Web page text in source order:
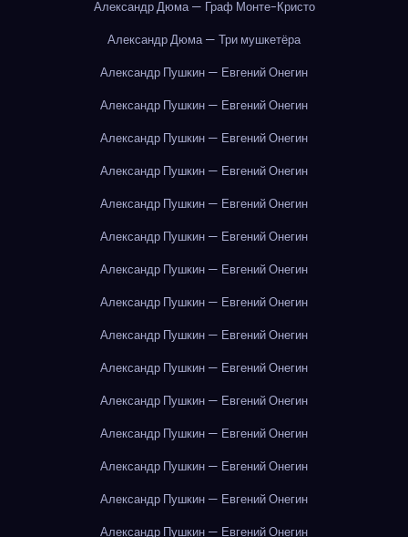
Александр Дюма — Граф Монте-Кристо
Александр Дюма — Три мушкетёра
Александр Пушкин — Евгений Онегин
Александр Пушкин — Евгений Онегин
Александр Пушкин — Евгений Онегин
Александр Пушкин — Евгений Онегин
Александр Пушкин — Евгений Онегин
Александр Пушкин — Евгений Онегин
Александр Пушкин — Евгений Онегин
Александр Пушкин — Евгений Онегин
Александр Пушкин — Евгений Онегин
Александр Пушкин — Евгений Онегин
Александр Пушкин — Евгений Онегин
Александр Пушкин — Евгений Онегин
Александр Пушкин — Евгений Онегин
Александр Пушкин — Евгений Онегин
Александр Пушкин — Евгений Онегин